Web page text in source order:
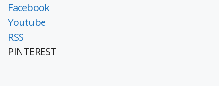
Facebook
Youtube
RSS
PINTEREST